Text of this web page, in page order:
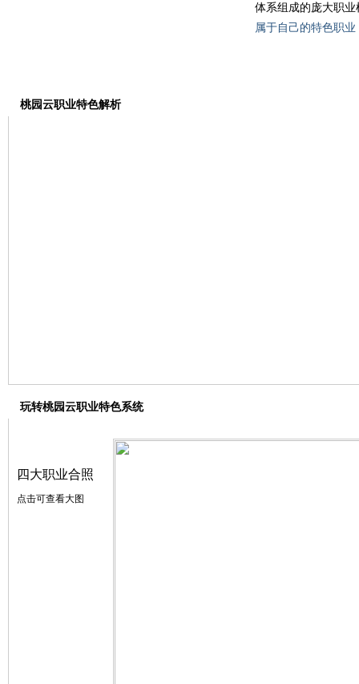
体系组成的庞大职
属于自己的特色职
桃园云职业特色解析
玩转桃园云职业特色系统
四大职业合照
点击可查看大图